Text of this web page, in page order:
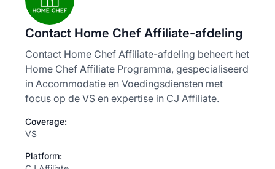
Contact Home Chef Affiliate-afdeling
Contact Home Chef Affiliate-afdeling beheert het
Home Chef Affiliate Programma, gespecialiseerd
in Accommodatie en Voedingsdiensten met
focus op de VS en expertise in CJ Affiliate.
Coverage:
VS
Platform: